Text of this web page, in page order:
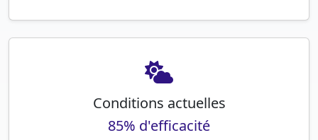
Conditions actuelles
85% d'efficacité